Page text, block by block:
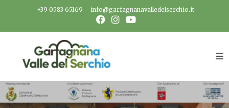
+39 0583 65169 info@garfagnanavalledelserchio.it